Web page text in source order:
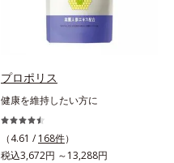
プロポリス
健康を維持したい方に
（4.61 / 168件）
税込3,672円 ～13,288円